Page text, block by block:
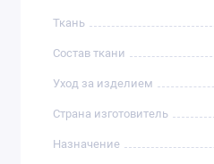
Ткань
Состав ткани
Уход за изделием
Страна изготовитель
Назначение